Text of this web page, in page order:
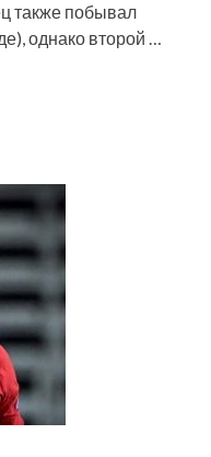
также побывал
однако второй …